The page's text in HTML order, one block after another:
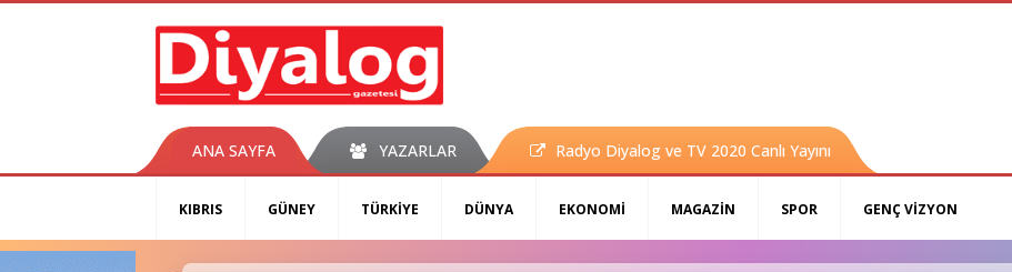
ANA SAYFA YAZARLAR Radyo Diyalog ve TV 2020 Canlı Yayını
KIBRIS GÜNEY TÜRKİYE DÜNYA EKONOMİ MAGAZİN SPOR GENÇ VİZYON